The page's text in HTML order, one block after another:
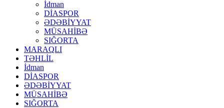
İdman
DİASPOR
ƏDƏBİYYAT
MÜSAHİBƏ
SIĞORTA
MARAQLI
TƏHLİL
İdman
DİASPOR
ƏDƏBİYYAT
MÜSAHİBƏ
SIĞORTA